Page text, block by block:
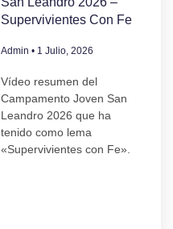
Supervivientes Con Fe
Admin 1 Julio, 2026
Vídeo resumen del
Campamento Joven San
Leandro 2026 que ha
tenido como lema
«Supervivientes con Fe».